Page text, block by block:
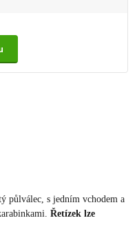
půlválec, s jedním vchodem a
Řetízek lze